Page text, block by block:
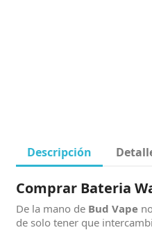
Descripción
Comprar Bateria
De la mano de Bud Vape
de solo tener que